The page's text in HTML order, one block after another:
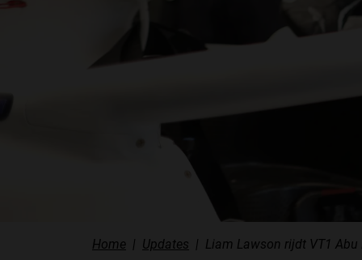
Home Updates Liam Lawson rijdt VT1